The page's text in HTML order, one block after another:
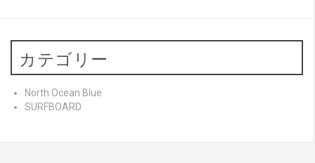
カテゴリー
North Ocean Blue
SURFBOARD